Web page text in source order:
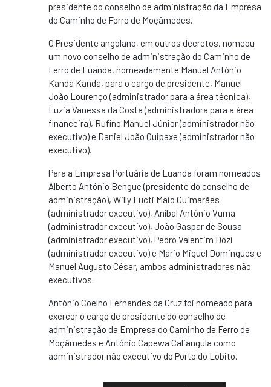
presidente do conselho de administração da Empresa
do Caminho de Ferro de Moçâmedes.
O Presidente angolano, em outros decretos, nomeou
um novo conselho de administração do Caminho de
Ferro de Luanda, nomeadamente Manuel António
Kanda Kanda, para o cargo de presidente, Manuel
João Lourenço (administrador para a área técnica),
Luzia Vanessa da Costa (administradora para a área
financeira), Rufino Manuel Júnior (administrador não
executivo) e Daniel João Quipaxe (administrador não
executivo).
Para a Empresa Portuária de Luanda foram nomeados
Alberto António Bengue (presidente do conselho de
administração), Willy Lucti Maio Guimarães
(administrador executivo), Aníbal António Vuma
(administrador executivo), João Gaspar de Sousa
(administrador executivo), Pedro Valentim Dozi
(administrador executivo) e Mário Miguel Domingues e
Manuel Augusto César, ambos administradores não
executivos.
António Coelho Fernandes da Cruz foi nomeado para
exercer o cargo de presidente do conselho de
administração da Empresa do Caminho de Ferro de
Moçâmedes e António Capewa Caliangula como
administrador não executivo do Porto do Lobito.